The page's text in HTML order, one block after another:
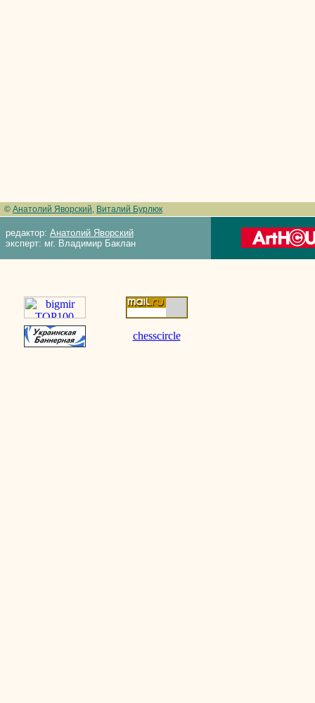
© Анатолий Яворский, Виталий Бурлюк
редактор: Анатолий Яворский
эксперт: мг. Владимир Баклан
chesscircle